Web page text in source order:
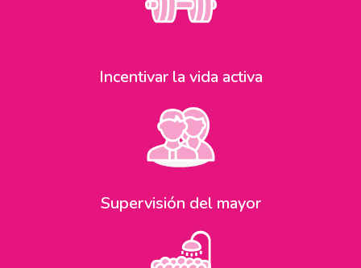
Incentivar la vida activa
Supervisión del mayor